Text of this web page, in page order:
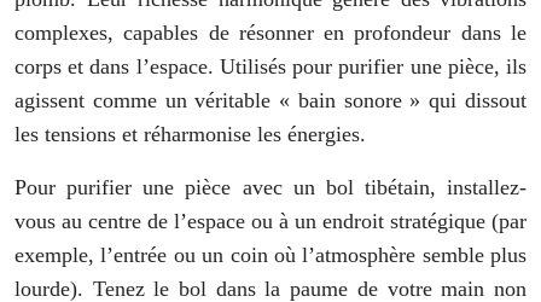
complexes, capables de résonner en profondeur dans le
corps et dans l’espace. Utilisés pour purifier une pièce, ils
agissent comme un véritable « bain sonore » qui dissout
les tensions et réharmonise les énergies.
Pour purifier une pièce avec un bol tibétain, installez-
vous au centre de l’espace ou à un endroit stratégique (par
exemple, l’entrée ou un coin où l’atmosphère semble plus
lourde). Tenez le bol dans la paume de votre main non